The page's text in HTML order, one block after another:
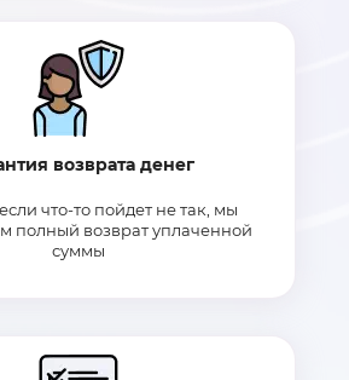
возврата денег
что-то пойдет не так, мы
полный возврат уплаченной
суммы